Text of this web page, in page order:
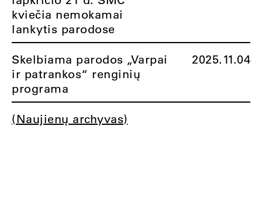
kviečia nemokamai
lankytis parodose
Skelbiama parodos „Varpai
ir patrankos“ renginių
programa
2025.11.04
(Naujienų archyvas)